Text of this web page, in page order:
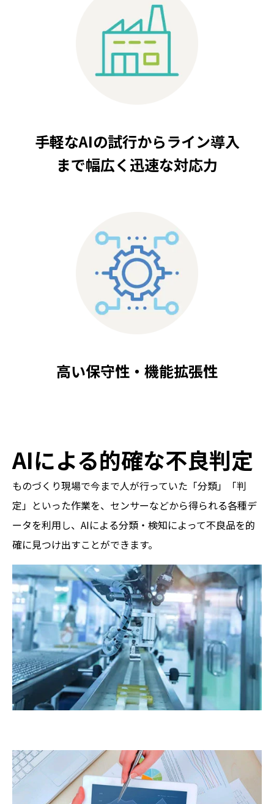
手軽なAIの試行からライン導入
まで幅広く迅速な対応力
高い保守性・機能拡張性
AIによる的確な不良判定
ものづくり現場で今まで人が行っていた「分類」「判
定」といった作業を、センサーなどから得られる各種デ
ータを利用し、AIによる分類・検知によって不良品を的
確に見つけ出すことができます。